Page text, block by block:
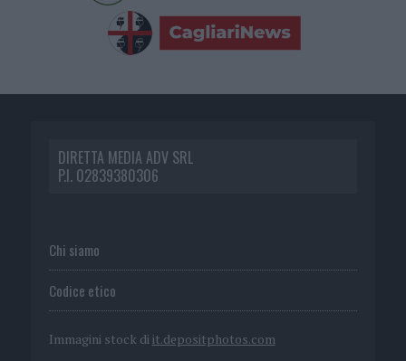
DIRETTA MEDIA ADV SRL
P.I. 02839380306
Chi siamo
Codice etico
Immagini stock di it.depositphotos.com